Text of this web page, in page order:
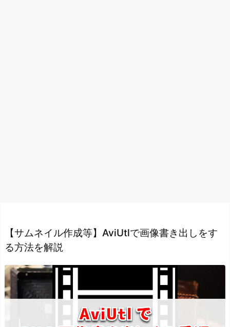
【サムネイル作成等】AviUtlで画像書き出しをす
る方法を解説